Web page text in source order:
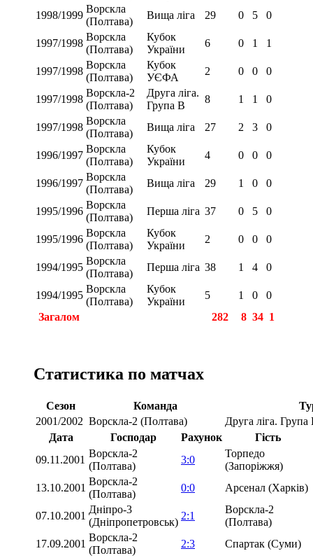
1998/1999
Ворскла
(Полтава)
Вища ліга 29 0 5 0
1997/1998
Ворскла
(Полтава)
Кубок
України
6 0 1 1
1997/1998
Ворскла
(Полтава)
Кубок
УЄФА
2 0 0 0
1997/1998
Ворскла-2
(Полтава)
Друга ліга.
Група В
8 1 1 0
1997/1998
Ворскла
(Полтава)
Вища ліга 27 2 3 0
1996/1997
Ворскла
(Полтава)
Кубок
України
4 0 0 0
1996/1997
Ворскла
(Полтава)
Вища ліга 29 1 0 0
1995/1996
Ворскла
(Полтава)
Перша ліга 37 0 5 0
1995/1996
Ворскла
(Полтава)
Кубок
України
2 0 0 0
1994/1995
Ворскла
(Полтава)
Перша ліга 38 1 4 0
1994/1995
Ворскла
(Полтава)
Кубок
України
5 1 0
0
Загалом
282 8 34 1
Статистика по матчах
Сезон Команда
2001/2002 Ворскла-2 (Полтава)
Друга ліга. Група
Дата
Господар Рахунок
Гість
09.11.2001
Ворскла-2
(Полтава)
3:0
Торпедо
(Запоріжжя)
13.10.2001
Ворскла-2
(Полтава)
0:0 Арсенал (Харків)
07.10.2001
Дніпро-3
(Дніпропетровськ)
2:1
Ворскла-2
(Полтава)
17.09.2001
Ворскла-2
(Полтава)
2:3 Спартак (Суми)